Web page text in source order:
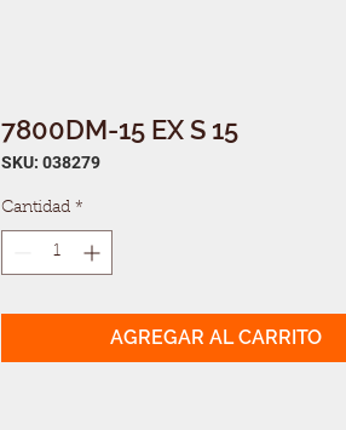
7800DM-15 EX S 15
SKU: 038279
Cantidad *
AGREGAR AL CARRITO